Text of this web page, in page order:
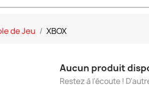
de Jeu XBOX
Aucun produit
Restez à l'écoute !